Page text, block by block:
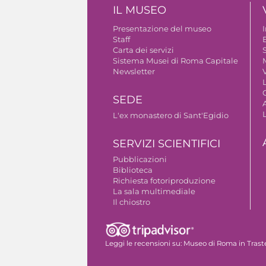
IL MUSEO
Presentazione del museo
Staff
Carta dei servizi
Sistema Musei di Roma Capitale
Newsletter
SEDE
L'ex monastero di Sant'Egidio
SERVIZI SCIENTIFICI
Pubblicazioni
Biblioteca
Richiesta fotoriproduzione
La sala multimediale
Il chiostro
Leggi le recensioni su: Museo di Roma in